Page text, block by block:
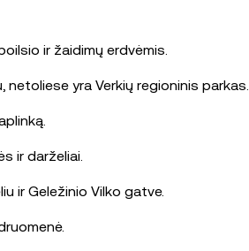
ir žaidimų erdvėmis.
yra Verkių regioninis parkas.
ir darželiai.
ir Geležinio Vilko gatve.